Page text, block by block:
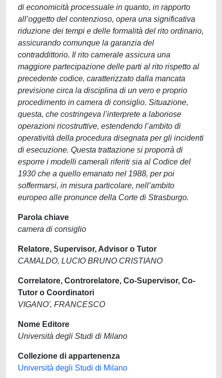
di economicità processuale in quanto, in rapporto
all’oggetto del contenzioso, opera una significativa
riduzione dei tempi e delle formalità del rito ordinario,
assicurando comunque la garanzia del
contraddittorio. Il rito camerale assicura una
maggiore partecipazione delle parti al rito rispetto al
precedente codice, caratterizzato dalla mancata
previsione circa la disciplina di un vero e proprio
procedimento in camera di consiglio. Situazione,
questa, che costringeva l’interprete a laboriose
operazioni ricostruttive, estendendo l’ambito di
operatività della procedura disegnata per gli incidenti
di esecuzione. Questa trattazione si proporrà di
esporre i modelli camerali riferiti sia al Codice del
1930 che a quello emanato nel 1988, per poi
soffermarsi, in misura particolare, nell’ambito
europeo alle pronunce della Corte di Strasburgo.
Parola chiave
camera di consiglio
Relatore, Supervisor, Advisor o Tutor
CAMALDO, LUCIO BRUNO CRISTIANO
Correlatore, Controrelatore, Co-Supervisor, Co-
Tutor o Coordinatori
VIGANO', FRANCESCO
Nome Editore
Università degli Studi di Milano
Collezione di appartenenza
Università degli Studi di Milano